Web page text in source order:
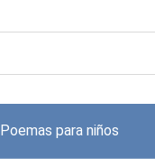
Poemas para niños